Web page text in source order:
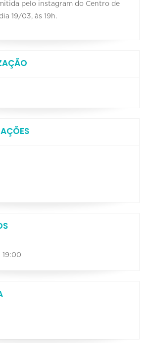
pelo instagram do Centro de
19/03, às 19h.
19:00